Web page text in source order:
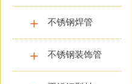
不锈钢焊管
不锈钢装饰管